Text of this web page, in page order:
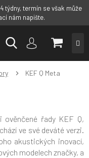
týdny, termín se však může
nám napište.
KOŠÍK
KEF Q Meta
ověnčené řady KEF Q,
ve své deváté verzi.
akustických inovací,
modelech značky, a